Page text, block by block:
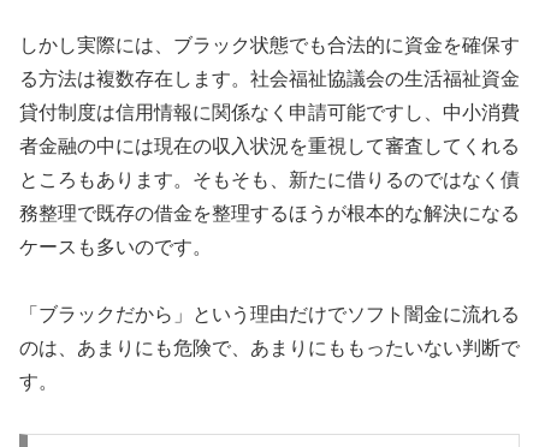
しかし実際には、ブラック状態でも合法的に資金を確保す
る方法は複数存在します。社会福祉協議会の生活福祉資金
貸付制度は信用情報に関係なく申請可能ですし、中小消費
者金融の中には現在の収入状況を重視して審査してくれる
ところもあります。そもそも、新たに借りるのではなく債
務整理で既存の借金を整理するほうが根本的な解決になる
ケースも多いのです。
「ブラックだから」という理由だけでソフト闇金に流れる
のは、あまりにも危険で、あまりにももったいない判断で
す。